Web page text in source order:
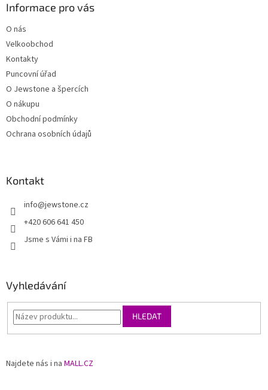
Informace pro vás
O nás
Velkoobchod
Kontakty
Puncovní úřad
O Jewstone a špercích
O nákupu
Obchodní podmínky
Ochrana osobních údajů
Kontakt
info@jewstone.cz
+420 606 641 450
Jsme s Vámi i na FB
Vyhledávání
HLEDAT
Najdete nás i na MALL.CZ